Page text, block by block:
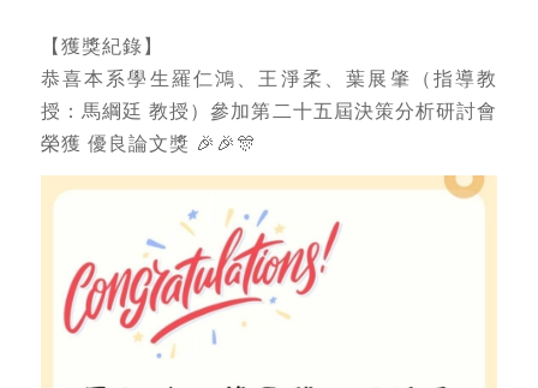
【獲獎紀錄】
恭喜本系學生羅仁鴻、王淨柔、葉展肇（指導教
授：馬綱廷 教授）參加第二十五屆決策分析研討會
榮獲 優良論文獎 🎉🎉🎊